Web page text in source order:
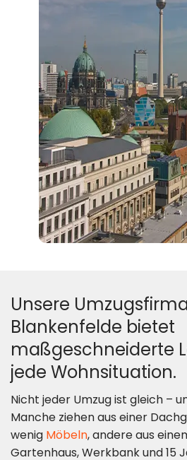
Unsere
Blankenfelde bietet
maßgeschneiderte
jede Wohnsituation.
Nicht jeder Umzug ist gleich –
Manche ziehen aus einer
wenig Möbeln, andere aus
Gartenhaus, Werkbank und 15